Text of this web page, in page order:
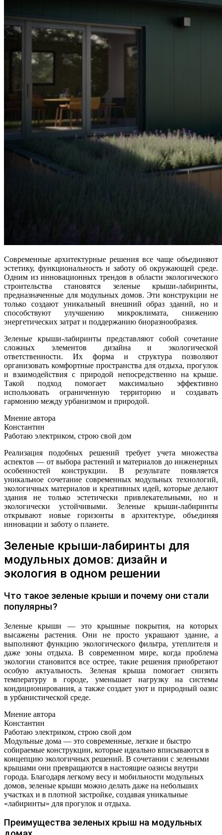
Современные архитектурные решения все чаще объединяют
эстетику, функциональность и заботу об окружающей среде.
Одним из инновационных трендов в области экологического
строительства становятся зеленые крыши-лабиринты,
предназначенные для модульных домов. Эти конструкции не
только создают уникальный внешний образ зданий, но и
способствуют улучшению микроклимата, снижению
энергетических затрат и поддержанию биоразнообразия.
Зеленые крыши-лабиринты представляют собой сочетание
сложных элементов дизайна и экологической
ответственности. Их форма и структура позволяют
организовать комфортные пространства для отдыха, прогулок
и взаимодействия с природой непосредственно на крыше.
Такой подход помогает максимально эффективно
использовать ограниченную территорию и создавать
гармонию между урбанизмом и природой.
Мнение автора
Константин
Работаю электриком, строю свой дом
Реализация подобных решений требует учета множества
аспектов — от выбора растений и материалов до инженерных
особенностей конструкции. В результате появляется
уникальное сочетание современных модульных технологий,
экологичных материалов и креативных идей, которые делают
здания не только эстетически привлекательными, но и
экологически устойчивыми. Зеленые крыши-лабиринты
открывают новые горизонты в архитектуре, объединяя
инновации и заботу о планете.
Зеленые крыши-лабиринты для
модульных домов: дизайн и
экология в одном решении
Что такое зеленые крыши и почему они стали
популярны?
Зеленые крыши — это крышные покрытия, на которых
высажены растения. Они не просто украшают здание, а
выполняют функцию экологического фильтра, утеплителя и
даже зоны отдыха. В современном мире, когда проблема
экологии становится все острее, такие решения приобретают
особую актуальность. Зеленая крыша помогает снизить
температуру в городе, уменьшает нагрузку на системы
кондиционирования, а также создает уют и природный оазис
в урбанистической среде.
Мнение автора
Константин
Работаю электриком, строю свой дом
Модульные дома — это современные, легкие и быстро
собираемые конструкции, которые идеально вписываются в
концепцию экологичных решений. В сочетании с зелеными
крышами они превращаются в настоящие оазисы внутри
города. Благодаря легкому весу и мобильности модульных
домов, зеленые крыши можно делать даже на небольших
участках и в плотной застройке, создавая уникальные
«лабиринты» для прогулок и отдыха.
Преимущества зеленых крыш на модульных